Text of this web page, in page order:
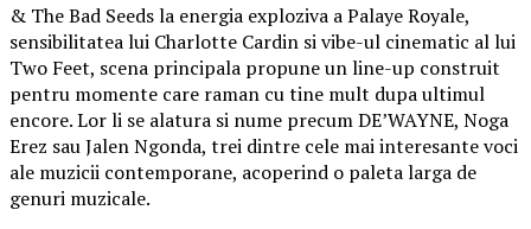
& The Bad Seeds la energia exploziva a Palaye Royale,
sensibilitatea lui Charlotte Cardin si vibe-ul cinematic al lui
Two Feet, scena principala propune un line-up construit
pentru momente care raman cu tine mult dupa ultimul
encore. Lor li se alatura si nume precum DE’WAYNE, Noga
Erez sau Jalen Ngonda, trei dintre cele mai interesante voci
ale muzicii contemporane, acoperind o paleta larga de
genuri muzicale.